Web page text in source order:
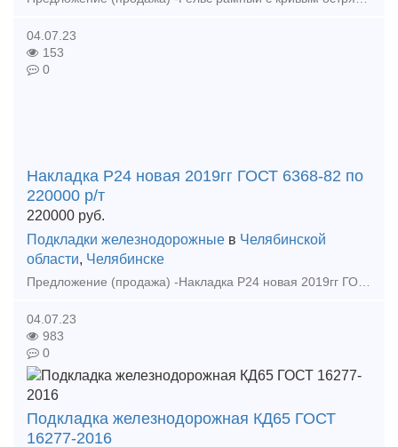
04.07.23
153
0
Накладка Р24 новая 2019гг ГОСТ 6368-82 по
220000 р/т
220000 руб.
Подкладки железнодорожные в Челябинской
области, Челябинске
04.07.23
983
0
Подкладка железнодорожная КД65 ГОСТ
16277-2016